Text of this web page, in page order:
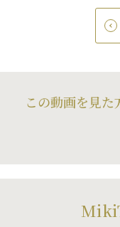
この動画を見